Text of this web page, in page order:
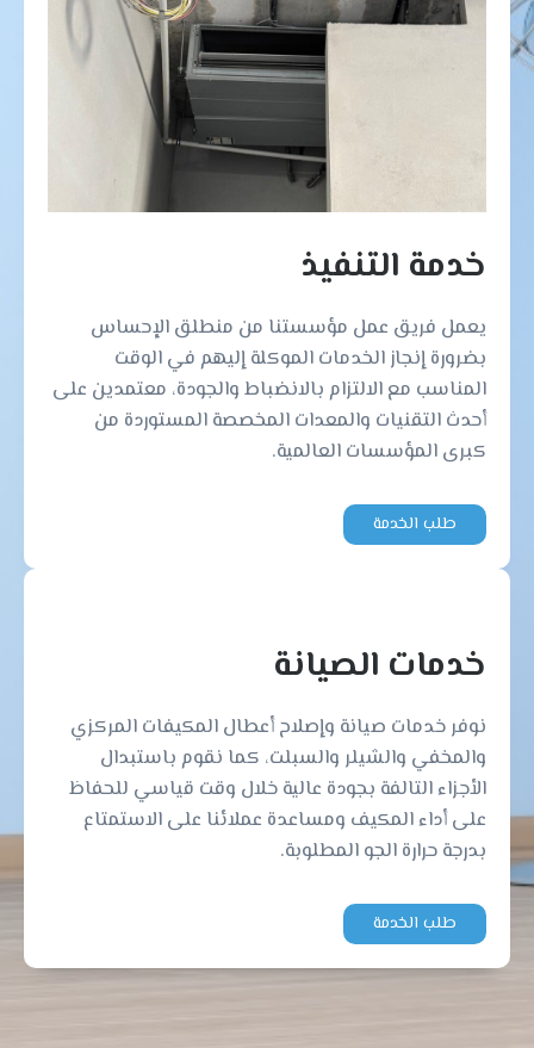
خدمة التنفيذ
يعمل فريق عمل مؤسستنا من منطلق الإحساس
بضرورة إنجاز الخدمات الموكلة إليهم في الوقت
المناسب مع الالتزام بالانضباط والجودة، معتمدين على
أحدث التقنيات والمعدات المخصصة المستوردة من
كبرى المؤسسات العالمية.
طلب الخدمة
خدمات الصيانة
نوفر خدمات صيانة وإصلاح أعطال المكيفات المركزي
والمخفي والشيلر والسبلت، كما نقوم باستبدال
الأجزاء التالفة بجودة عالية خلال وقت قياسي للحفاظ
على أداء المكيف ومساعدة عملائنا على الاستمتاع
بدرجة حرارة الجو المطلوبة.
طلب الخدمة